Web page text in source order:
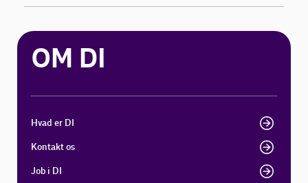
OM DI
Hvad er DI
Kontakt os
Job i DI